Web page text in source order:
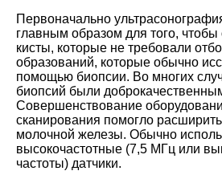
Первоначально
главным образом для того, чтобы
кисты, которые не требовали
образований, которые обычно
помощью биопсии. Во многих
биопсий были
Совершенствование
сканирования помогло
молочной железы. Обычно
высокочастотные (7,5 МГц или
частоты) датчики.